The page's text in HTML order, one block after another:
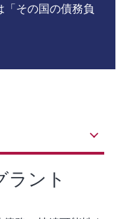
その国の債務負
ラント